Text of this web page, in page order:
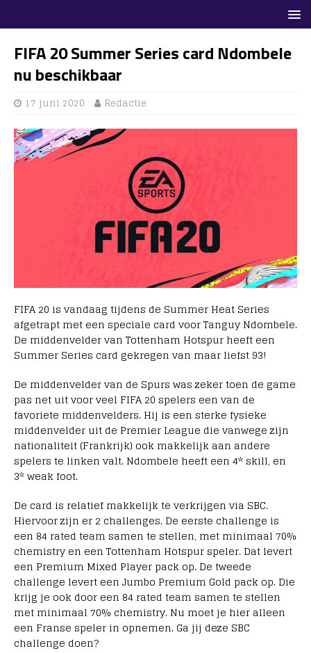
FIFA 20 Summer Series card Ndombele
nu beschikbaar
17 juni 2020 Redactie
FIFA 20 is vandaag tijdens de Summer Heat Series
afgetrapt met een speciale card voor Tanguy Ndombele.
De middenvelder van Tottenham Hotspur heeft een
Summer Series card gekregen van maar liefst 93!
De middenvelder van de Spurs was zeker toen de game
pas net uit voor veel FIFA 20 spelers een van de
favoriete middenvelders. Hij is een sterke fysieke
middenvelder uit de Premier League die vanwege zijn
nationaliteit (Frankrijk) ook makkelijk aan andere
spelers te linken valt. Ndombele heeft een 4* skill, en
3* weak foot.
De card is relatief makkelijk te verkrijgen via SBC.
Hiervoor zijn er 2 challenges. De eerste challenge is
een 84 rated team samen te stellen, met minimaal 70%
chemistry en een Tottenham Hotspur speler. Dat levert
een Premium Mixed Player pack op. De tweede
challenge levert een Jumbo Premium Gold pack op. Die
krijg je ook door een 84 rated team samen te stellen
met minimaal 70% chemistry. Nu moet je hier alleen
een Franse speler in opnemen. Ga jij deze SBC
challenge doen?